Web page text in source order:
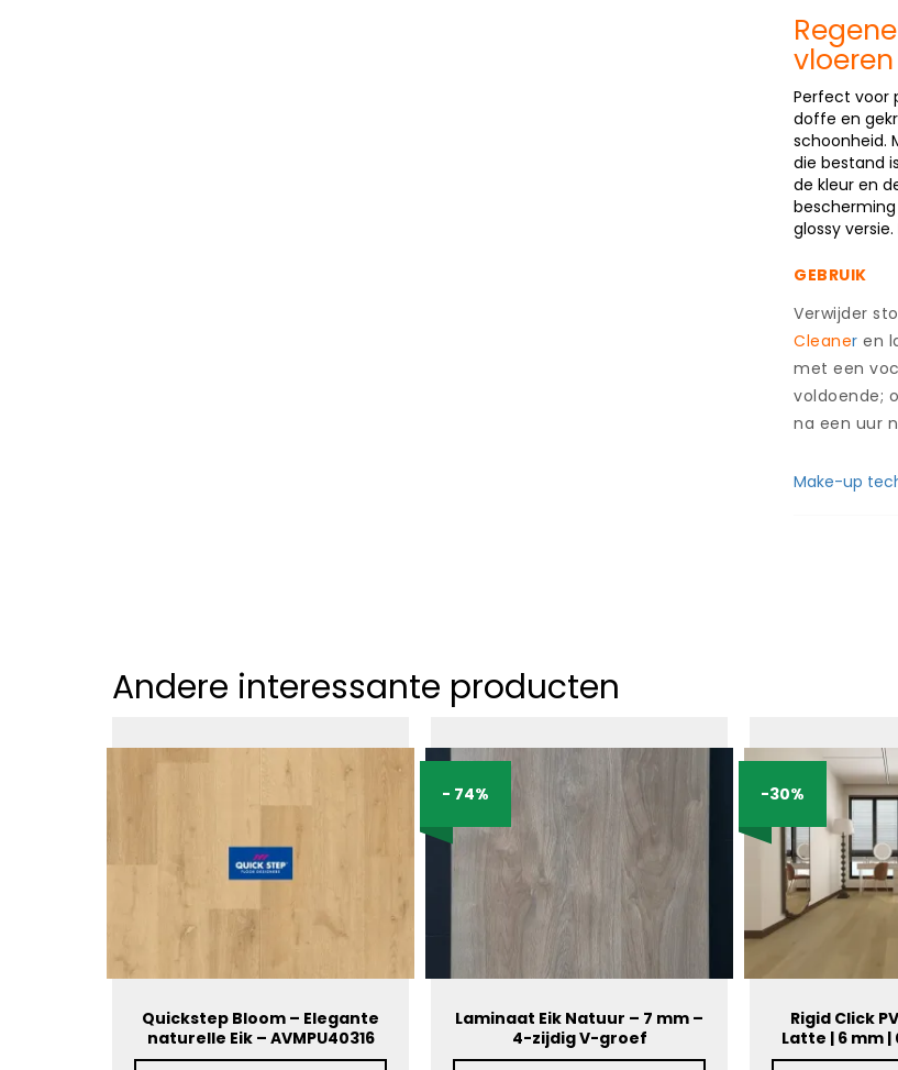
Toebehoren
Contact
Video’s en fotogalerij
Brochures
parket,
lvt,
spc
&
laminaat
-
1l
-
Tover
aantal
vloeren
Perfect voor
doffe en
schoonheid.
die bestand
de kleur en
glossy
GEBRUIK
Verwijder
Cleaner en
met een
voldoende;
na een uur
Make-up
Andere interessante producten
Quickstep Bloom – Elegante
naturelle Eik – AVMPU40316
Laminaat Eik Natuur – 7 mm –
4-zijdig V-groef
- 74%
Rigid Click
Latte | 6 mm |
-30%